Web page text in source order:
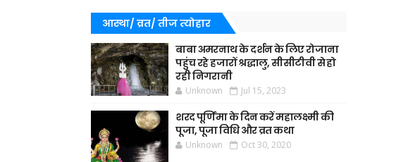
आस्था/ व्रत/ तीज त्‍योहार
बाबा अमरनाथ के दर्शन के लिए रोजाना
पहुंच रहे हजारों श्रद्धालु, सीसीटीवी से हो
रही निगरानी
Unknown Jul 15, 2023
शरद पूर्णिमा के दिन करें महालक्ष्मी की
पूजा, पूजा विधि और व्रत कथा
Unknown Oct 30, 2020